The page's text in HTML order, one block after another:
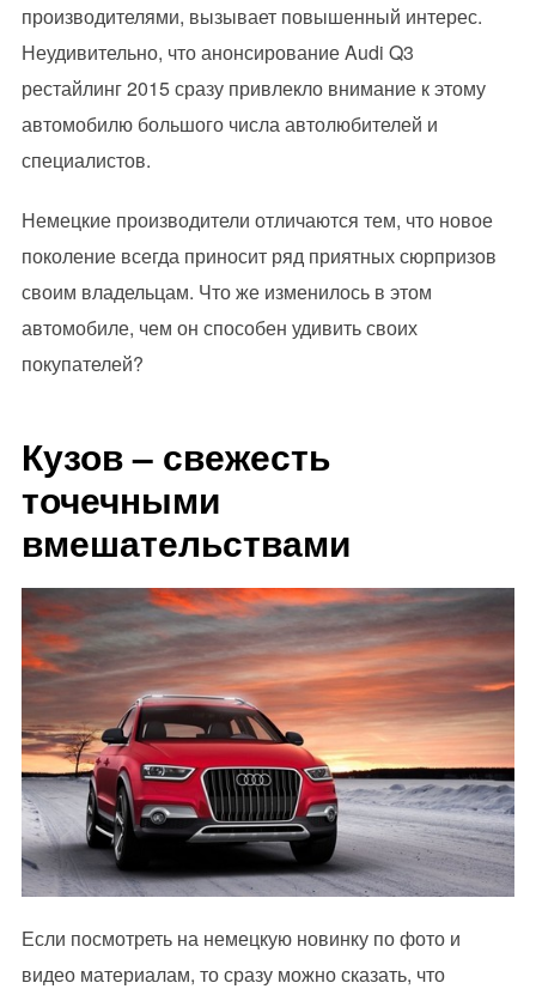
производителями, вызывает повышенный интерес.
Неудивительно, что анонсирование Audi Q3
рестайлинг 2015 сразу привлекло внимание к этому
автомобилю большого числа автолюбителей и
специалистов.
Немецкие производители отличаются тем, что новое
поколение всегда приносит ряд приятных сюрпризов
своим владельцам. Что же изменилось в этом
автомобиле, чем он способен удивить своих
покупателей?
Кузов – свежесть
точечными
вмешательствами
Если посмотреть на немецкую новинку по фото и
видео материалам, то сразу можно сказать, что